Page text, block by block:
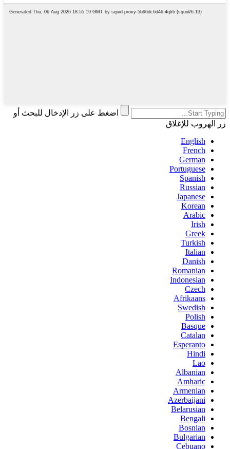
اضغط على زر الإدخال للبحث أو
زر الهروب للإغلاق
English
French
German
Portuguese
Spanish
Russian
Japanese
Korean
Arabic
Irish
Greek
Turkish
Italian
Danish
Romanian
Indonesian
Czech
Afrikaans
Swedish
Polish
Basque
Catalan
Esperanto
Hindi
Lao
Albanian
Amharic
Armenian
Azerbaijani
Belarusian
Bengali
Bosnian
Bulgarian
Cebuano